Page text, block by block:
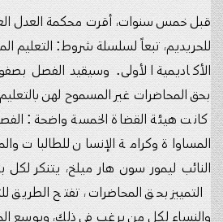
قبل خمس سنوات، أقرت محكمة العدل
للحريديم، تبعاً لسلسلة شروط: التعليم
الأكاديمية الأولى. وسيقيد الفصل
بحق المحاضرات غير المسموح لهن
كانت هيئة القضاة الخمسة واضحة:
المساواة وكرامة الإنسان للطالبات
النائب ليمور سون هار ميلخ، يتنكر
التمييز بحق المحاضرات، تفتح الطريق
والنساء لكل من يرغب في ذلك، ويوسع